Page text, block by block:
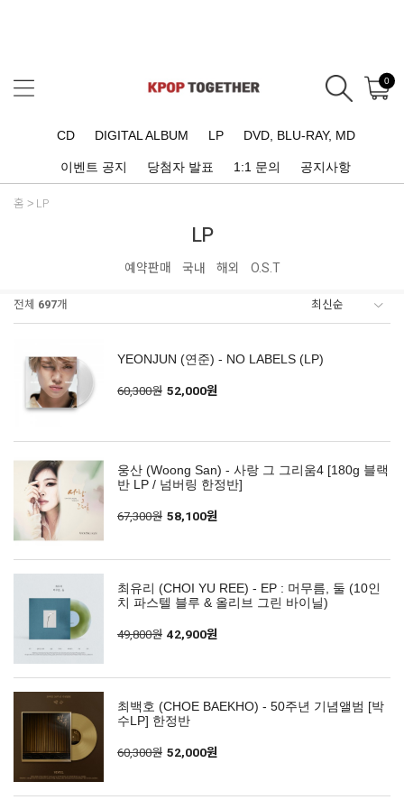
0
CD DIGITAL ALBUM LP DVD, BLU-RAY, MD
이벤트 공지 당첨자 발표 1:1 문의 공지사항
홈 LP
LP
예약판매 국내 해외 O.S.T
전체 697개
YEONJUN (연준) - NO LABELS (LP)
60,300원 52,000원
웅산 (Woong San) - 사랑 그 그리움4 [180g 블랙
반 LP / 넘버링 한정반]
67,300원 58,100원
최유리 (CHOI YU REE) - EP : 머무름, 둘 (10인
치 파스텔 블루 & 올리브 그린 바이닐)
49,800원 42,900원
최백호 (CHOE BAEKHO) - 50주년 기념앨범 [박
수LP] 한정반
60,300원 52,000원